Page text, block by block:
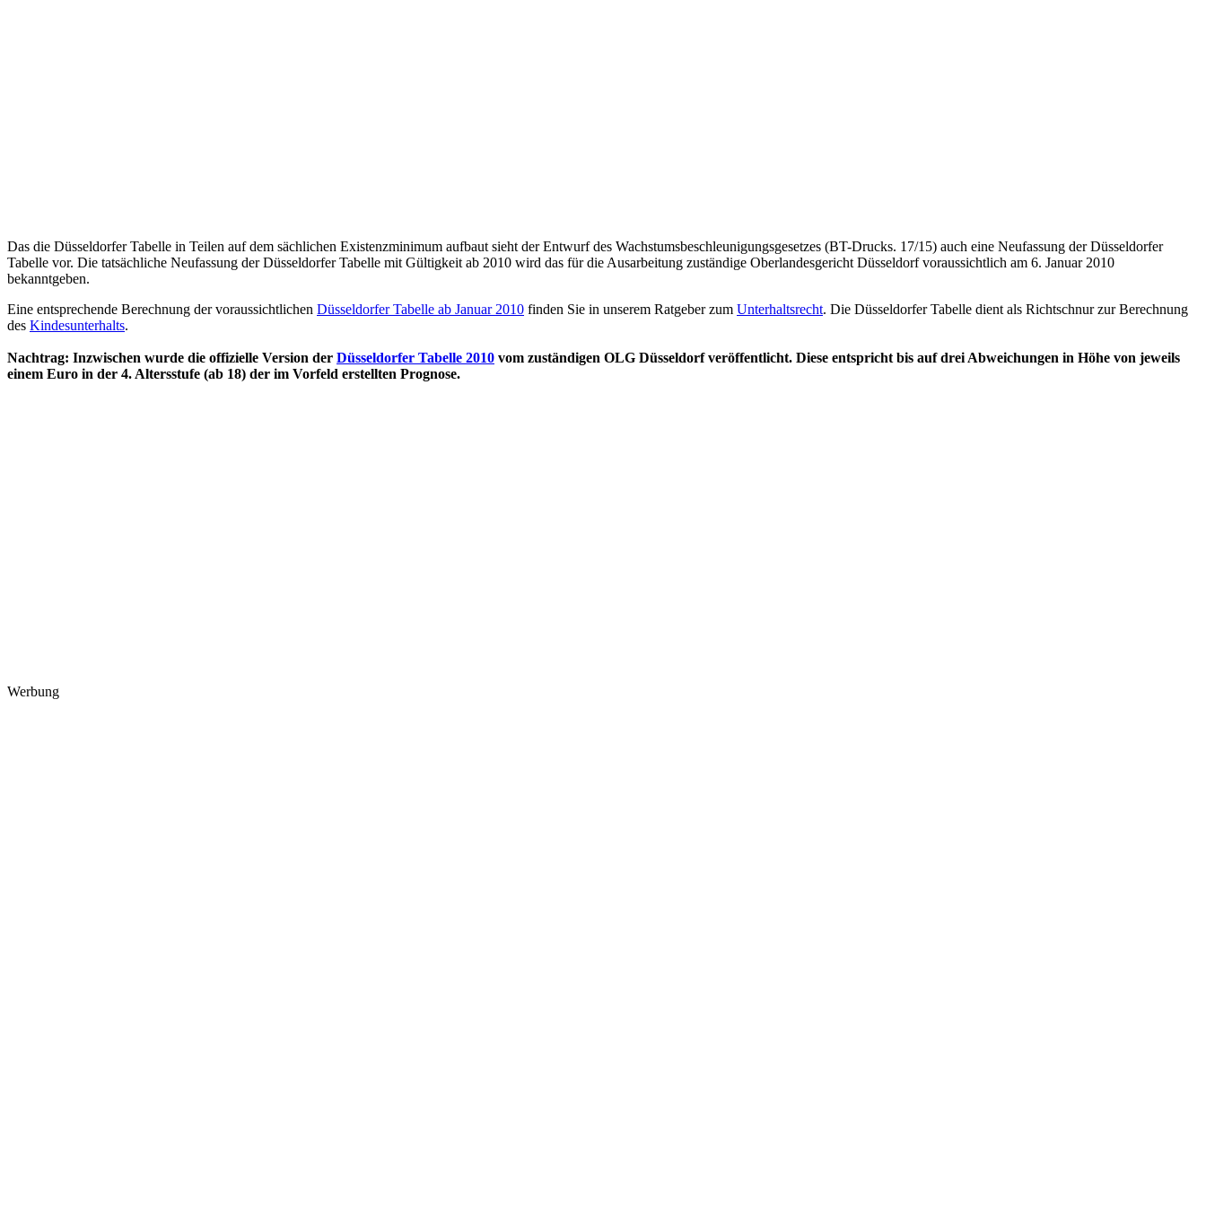
Das die Düsseldorfer Tabelle in Teilen auf dem sächlichen Existenzminimum aufbaut sieht der Entwurf des Wachstumsbeschleunigungsgesetzes (BT-Drucks. 17/15) auch eine Neufassung der Düsseldorfer
Tabelle vor. Die tatsächliche Neufassung der Düsseldorfer Tabelle mit Gültigkeit ab 2010 wird das für die Ausarbeitung zuständige Oberlandesgericht Düsseldorf voraussichtlich am 6. Januar 2010
bekanntgeben.
Eine entsprechende Berechnung der voraussichtlichen Düsseldorfer Tabelle ab Januar 2010 finden Sie in unserem Ratgeber zum Unterhaltsrecht. Die Düsseldorfer Tabelle dient als Richtschnur zur Berechnung
des Kindesunterhalts.
Nachtrag: Inzwischen wurde die offizielle Version der Düsseldorfer Tabelle 2010 vom zuständigen OLG Düsseldorf veröffentlicht. Diese entspricht bis auf drei Abweichungen in Höhe von jeweils
einem Euro in der 4. Altersstufe (ab 18) der im Vorfeld erstellten Prognose.
Werbung